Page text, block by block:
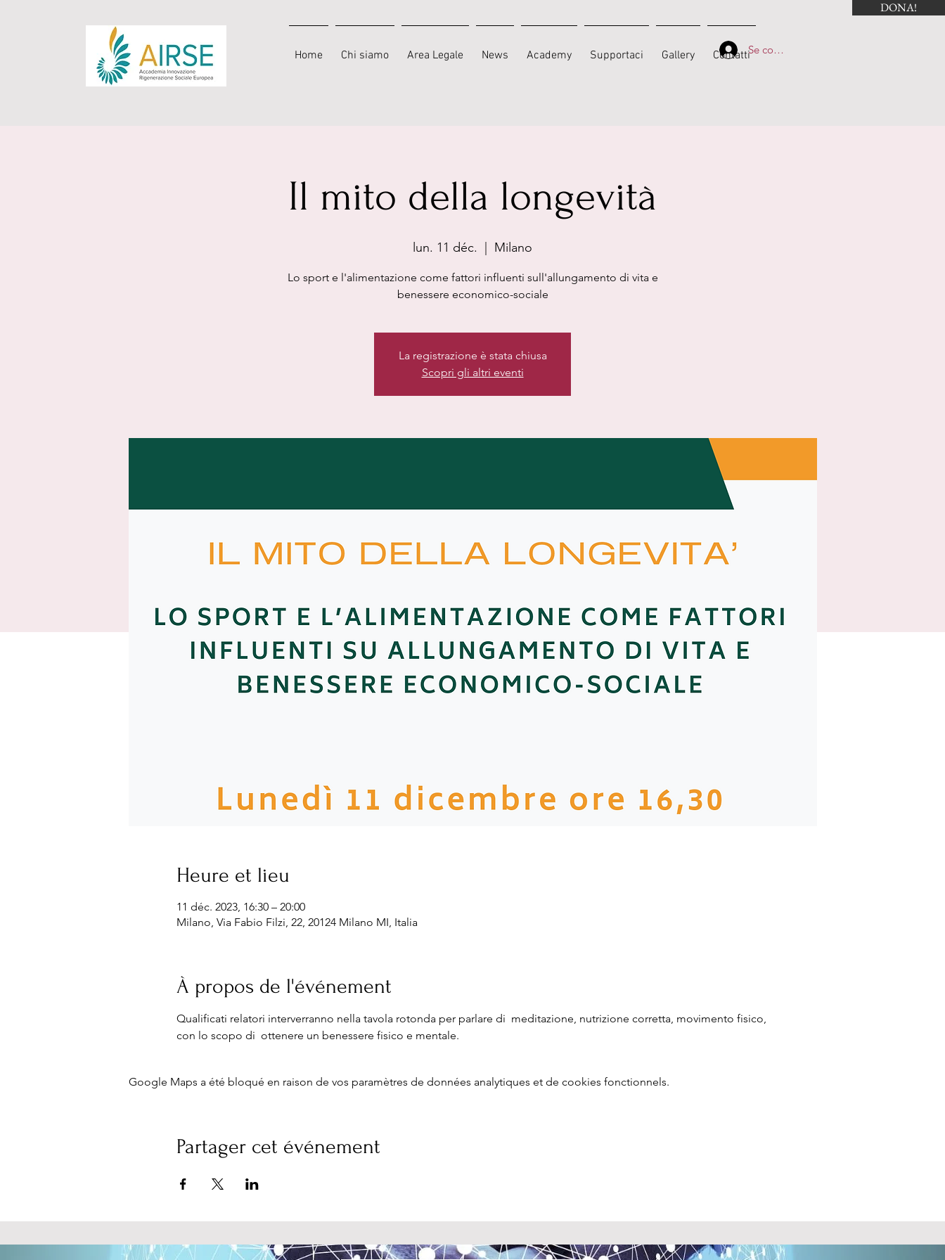
DONA!
Home Chi siamo Area Legale News Academy Supportaci Gallery ContattiSe connecter
Il mito della longevità
lun. 11 déc. Milano
Lo sport e l'alimentazione come fattori influenti sull'allungamento di vita e
benessere economico-sociale
La registrazione è stata chiusa
Scopri gli altri eventi
Heure et lieu
11 déc. 2023, 16:30 – 20:00
Milano, Via Fabio Filzi, 22, 20124 Milano MI, Italia
À propos de l'événement
Qualificati relatori interverranno nella tavola rotonda per parlare di  meditazione, nutrizione corretta, movimento fisico,
con lo scopo di  ottenere un benessere fisico e mentale.
Google Maps a été bloqué en raison de vos paramètres de données analytiques et de cookies fonctionnels.
Partager cet événement